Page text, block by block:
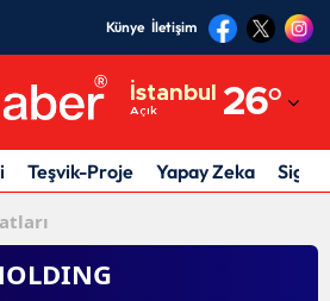
Künye İletişim
İstanbul
Açık 26°
Adıyaman
Afyonkarahisar
Teşvik-Proje Yapay Zeka